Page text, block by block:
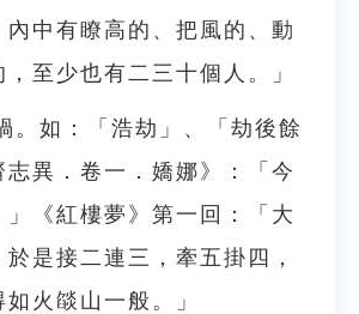
內中有瞭高的、把風的、動
至少也有二三十個人。」
。如：「浩劫」、「劫後餘
志異．卷一．嬌娜》：「今
」《紅樓夢》第一回：「大
是接二連三，牽五掛四，
火燄山一般。」